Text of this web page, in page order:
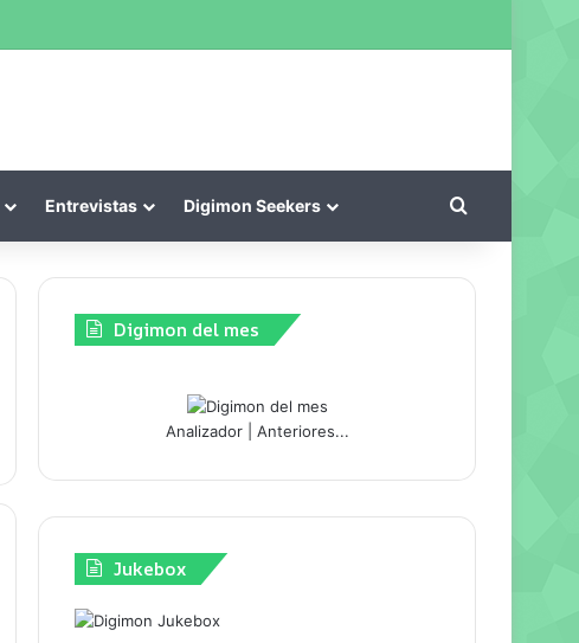
Entrevistas Digimon Seekers
Digimon del mes
Analizador| Anteriores...
Jukebox